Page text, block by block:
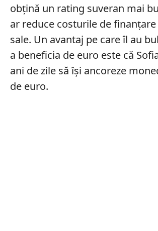
obţină un rating suveran mai
ar reduce costurile de
sale. Un avantaj pe care îl au
a beneficia de euro este că
ani de zile să îşi ancoreze
de euro.